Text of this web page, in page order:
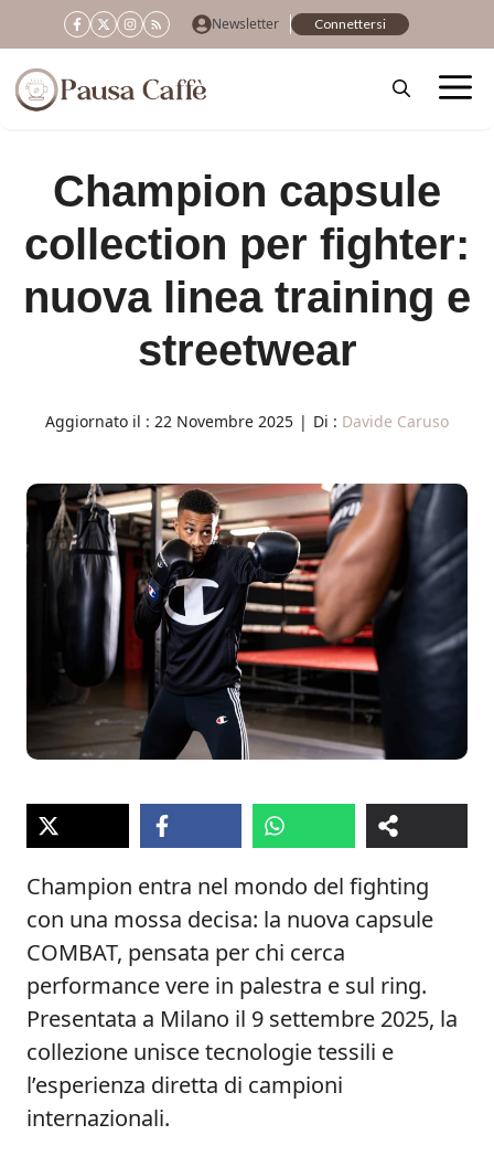
al
contenuto
Newsletter Connettersi
Champion capsule
collection per fighter:
nuova linea training e
streetwear
Aggiornato il : 22 Novembre 2025 | Di : Davide Caruso
Champion entra nel mondo del fighting
con una mossa decisa: la nuova capsule
COMBAT, pensata per chi cerca
performance vere in palestra e sul ring.
Presentata a Milano il 9 settembre 2025, la
collezione unisce tecnologie tessili e
l’esperienza diretta di campioni
internazionali.